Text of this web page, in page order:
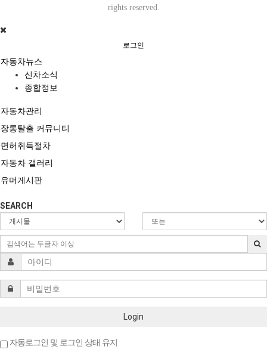
rights reserved.
로그인
자동차뉴스
신차소식
종합정보
자동차관리
장롱탈출 커뮤니티
면허취득절차
자동차 갤러리
유머게시판
SEARCH
Login
자동로그인 및 로그인 상태 유지